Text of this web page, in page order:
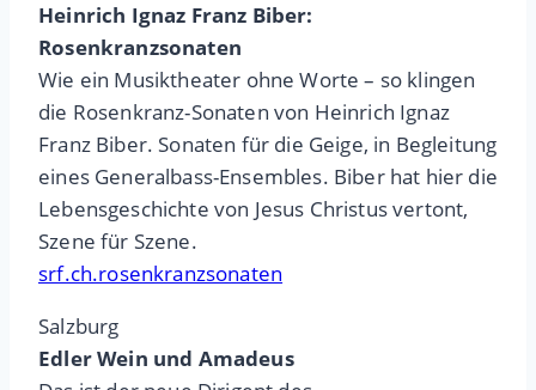
Heinrich Ignaz Franz Biber:
Rosenkranzsonaten
Wie ein Musiktheater ohne Worte – so klingen
die Rosenkranz-Sonaten von Heinrich Ignaz
Franz Biber. Sonaten für die Geige, in Begleitung
eines Generalbass-Ensembles. Biber hat hier die
Lebensgeschichte von Jesus Christus vertont,
Szene für Szene.
srf.ch.rosenkranzsonaten
Salzburg
Edler Wein und Amadeus